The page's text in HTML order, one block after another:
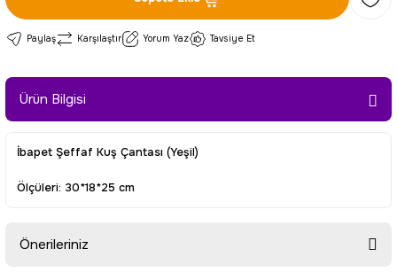
Paylaş Karşılaştır Yorum Yaz Tavsiye Et
Ürün Bilgisi
İbapet Şeffaf Kuş Çantası (Yeşil)
Ölçüleri: 30*18*25 cm
Önerileriniz